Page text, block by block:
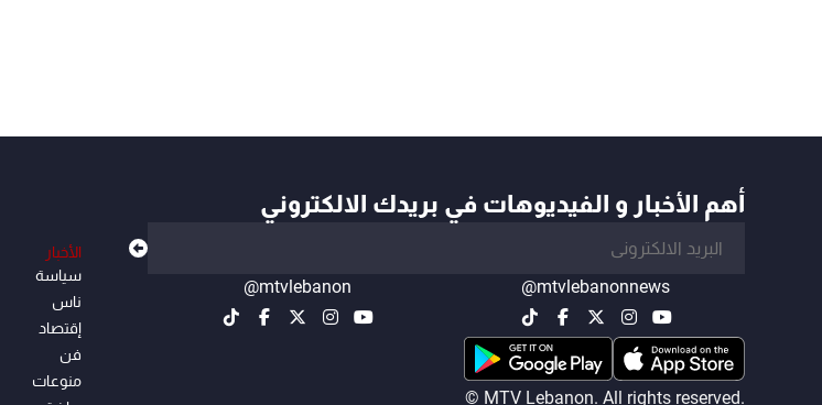
أهم الأخبار و الفيديوهات في بريدك الالكتروني
@mtvlebanonnews
@mtvlebanon
© MTV Lebanon. All rights reserved.
الأخبار
سياسة
ناس
إقتصاد
فن
منوعات